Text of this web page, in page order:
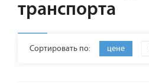
транспорта
Сортировать по: цене